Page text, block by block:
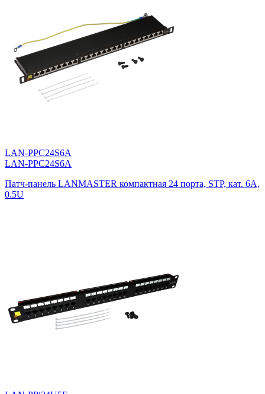
LAN-PPC24S6A
LAN-PPC24S6A
Патч-панель LANMASTER компактная 24 порта, STP, кат. 6A,
0.5U